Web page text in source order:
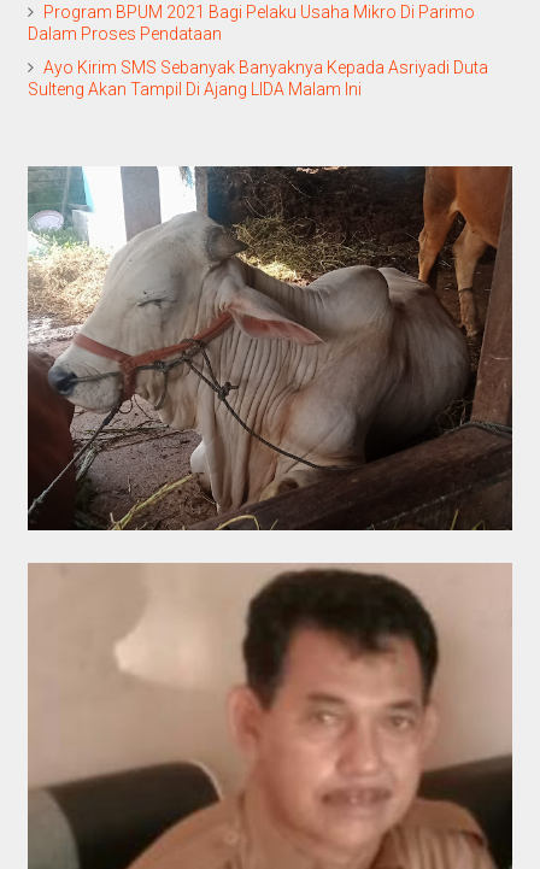
Program BPUM 2021 Bagi Pelaku Usaha Mikro Di Parimo
Dalam Proses Pendataan
Ayo Kirim SMS Sebanyak Banyaknya Kepada Asriyadi Duta
Sulteng Akan Tampil Di Ajang LIDA Malam Ini